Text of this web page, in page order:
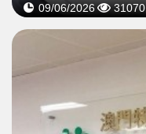
09/06/2026 31070